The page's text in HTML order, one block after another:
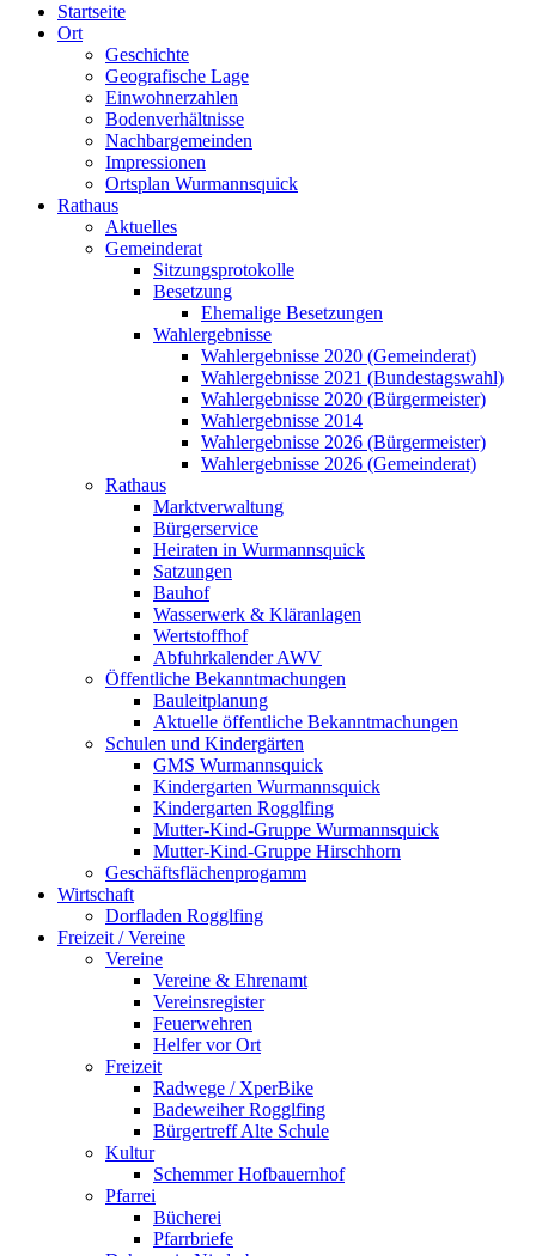
Startseite
Ort
Geschichte
Geografische Lage
Einwohnerzahlen
Bodenverhältnisse
Nachbargemeinden
Impressionen
Ortsplan Wurmannsquick
Rathaus
Aktuelles
Gemeinderat
Sitzungsprotokolle
Besetzung
Ehemalige Besetzungen
Wahlergebnisse
Wahlergebnisse 2020 (Gemeinderat)
Wahlergebnisse 2021 (Bundestagswahl)
Wahlergebnisse 2020 (Bürgermeister)
Wahlergebnisse 2014
Wahlergebnisse 2026 (Bürgermeister)
Wahlergebnisse 2026 (Gemeinderat)
Rathaus
Marktverwaltung
Bürgerservice
Heiraten in Wurmannsquick
Satzungen
Bauhof
Wasserwerk & Kläranlagen
Wertstoffhof
Abfuhrkalender AWV
Öffentliche Bekanntmachungen
Bauleitplanung
Aktuelle öffentliche Bekanntmachungen
Schulen und Kindergärten
GMS Wurmannsquick
Kindergarten Wurmannsquick
Kindergarten Rogglfing
Mutter-Kind-Gruppe Wurmannsquick
Mutter-Kind-Gruppe Hirschhorn
Geschäftsflächenprogamm
Wirtschaft
Dorfladen Rogglfing
Freizeit / Vereine
Vereine
Vereine & Ehrenamt
Vereinsregister
Feuerwehren
Helfer vor Ort
Freizeit
Radwege / XperBike
Badeweiher Rogglfing
Bürgertreff Alte Schule
Kultur
Schemmer Hofbauernhof
Pfarrei
Bücherei
Pfarrbriefe